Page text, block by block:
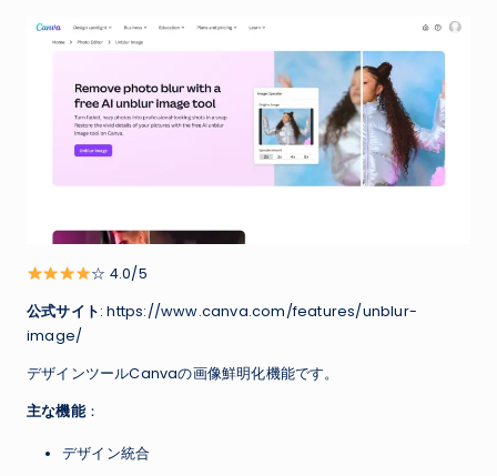
☆ 4.0/5
公式サイト: https://www.canva.com/features/unblur-
image/
デザインツールCanvaの画像鮮明化機能です。
主な機能：
デザイン統合